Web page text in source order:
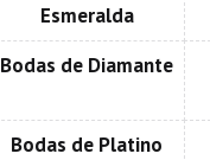
Esmeralda
Bodas de Diamante
Bodas de Platino